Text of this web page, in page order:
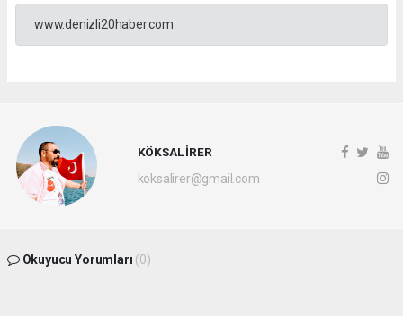
www.denizli20haber.com
KÖKSAL İRER
koksalirer@gmail.com
Okuyucu Yorumları (0)